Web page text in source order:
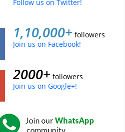
Follow us on Twitter!
1,10,000+ followers
Join us on Facebook!
2000+ followers
Join us on Google+!